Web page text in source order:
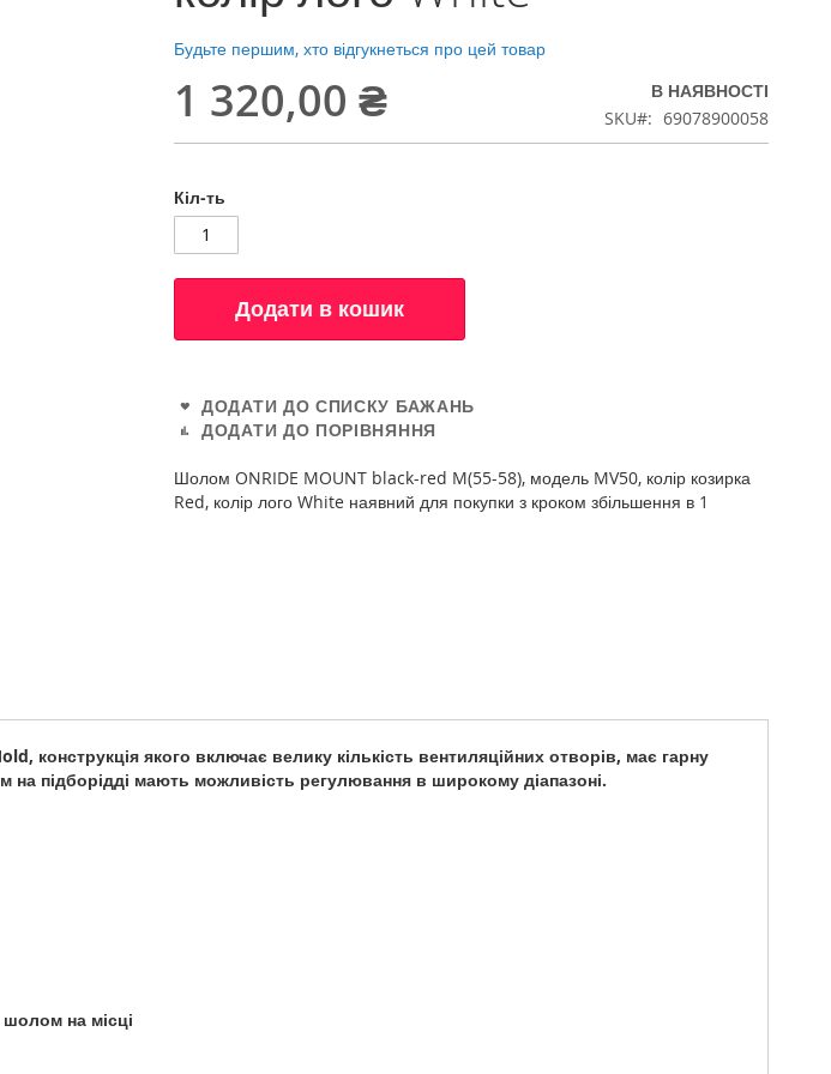
Будьте першим, хто відгукнеться про цей товар
1 320,00 ₴
В НАЯВНОСТІ
SKU
69078900058
Кіл-ть
Додати в кошик
ДОДАТИ ДО СПИСКУ БАЖАНЬ
ДОДАТИ ДО ПОРІВНЯННЯ
Шолом ONRIDE MOUNT black-red M(55-58), модель MV50, колір козирка
Red, колір лого White наявний для покупки з кроком збільшення в 1
конструкція якого включає велику кількість вентиляційних отворів, має гарну
підборідді мають можливість регулювання в широкому діапазоні.
на місці